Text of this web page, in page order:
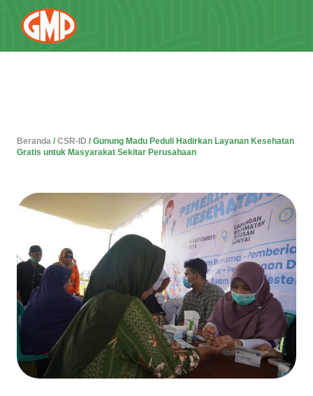
Beranda / CSR-ID / Gunung Madu Peduli Hadirkan Layanan Kesehatan
Gratis untuk Masyarakat Sekitar Perusahaan